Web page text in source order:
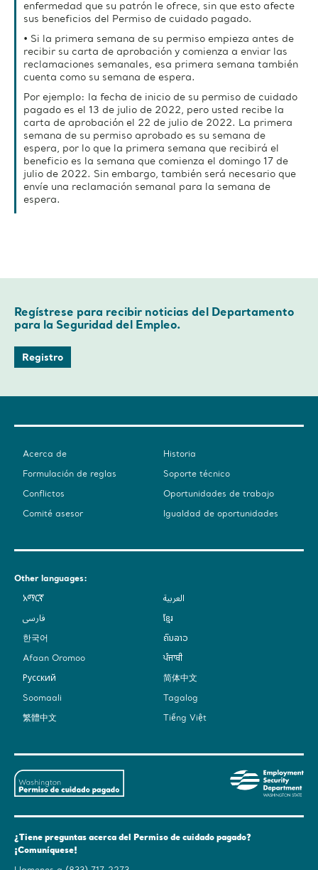
enfermedad que su patrón le ofrece, sin que esto afecte
sus beneficios del Permiso de cuidado pagado.
• Si la primera semana de su permiso empieza antes de
recibir su carta de aprobación y comienza a enviar las
reclamaciones semanales, esa primera semana también
cuenta como su semana de espera.
Por ejemplo: la fecha de inicio de su permiso de cuidado
pagado es el 13 de julio de 2022, pero usted recibe la
carta de aprobación el 22 de julio de 2022. La primera
semana de su permiso aprobado es su semana de
espera, por lo que la primera semana que recibirá el
beneficio es la semana que comienza el domingo 17 de
julio de 2022. Sin embargo, también será necesario que
envíe una reclamación semanal para la semana de
espera.
Regístrese para recibir noticias del Departamento
para la Seguridad del Empleo.
Registro
Acerca de Historia
Formulación de reglas Soporte técnico
Conflictos Oportunidades de trabajo
Comité asesor Igualdad de oportunidades
Other languages:
አማርኛ العربية
فارسی ខ្មែរ
한국어 ຄົນລາວ
Afaan Oromoo ਪੰਜਾਬੀ
Русский 简体中文
Soomaali Tagalog
繁體中文 Tiếng Việt
Family
Medical
(ES)
-
¿Tiene preguntas acerca del Permiso de cuidado pagado?
¡Comuníquese!